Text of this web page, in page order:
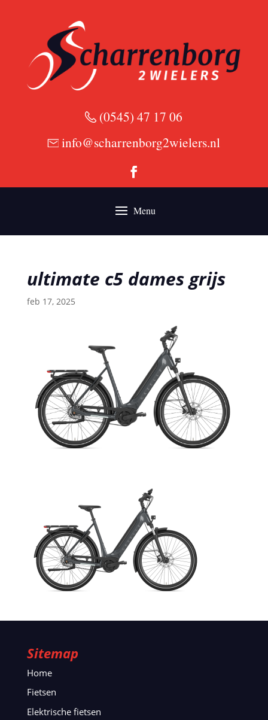
(0545) 47 17 06
info@scharrenborg2wielers.nl
ultimate c5 dames grijs
feb 17, 2025
Sitemap
Home
Fietsen
Elektrische fietsen